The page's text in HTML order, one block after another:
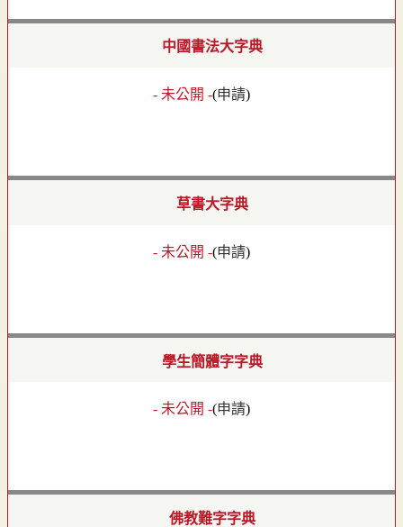
中國書法大字典
- 未公開 -(申請)
草書大字典
- 未公開 -(申請)
學生簡體字字典
- 未公開 -(申請)
佛教難字字典